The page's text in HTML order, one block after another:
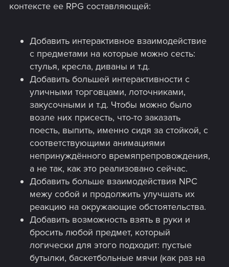
контексте ее RPG составляющей:
Добавить интерактивное взаимодействие
с предметами на которые можно сесть:
стулья, кресла, диваны и т.д.
Добавить большей интерактивности с
уличными торговцами, лоточниками,
закусочными и т.д. Чтобы можно было
возле них присесть, что-то заказать
поесть, выпить, именно сидя за стойкой, с
соответствующими анимациями
непринуждённого времяпрепровождения,
а не так, как это реализовано сейчас.
Добавить больше взаимодействия NPC
межу собой и продолжить улучшать их
реакцию на окружающие обстоятельства.
Добавить возможность взять в руки и
бросить любой предмет, который
логически для этого подходит: пустые
бутылки, баскетбольные мячи (как раз на